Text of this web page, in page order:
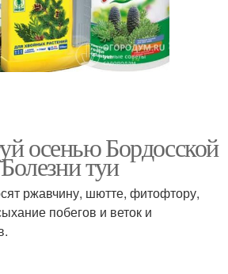
осенью Бордосской
туи
ржавчину, шютте, фитофтору,
побегов и веток и